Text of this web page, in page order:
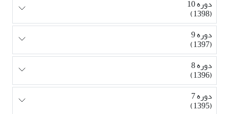
دوره 10
(1398)
دوره 9
(1397)
دوره 8
(1396)
دوره 7
(1395)